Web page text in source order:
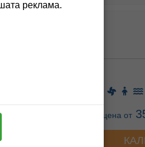
цена от
с
на хотела
реклама.